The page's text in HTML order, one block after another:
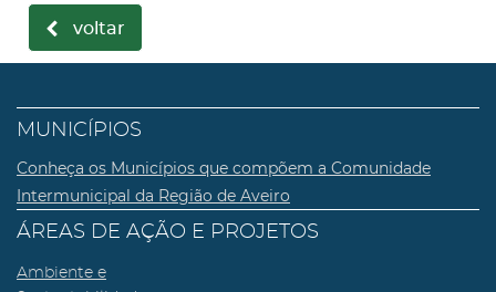
voltar
MUNICÍPIOS
Conheça os Municípios que compõem a Comunidade
Intermunicipal da Região de Aveiro
ÁREAS DE AÇÃO E PROJETOS
Ambiente e